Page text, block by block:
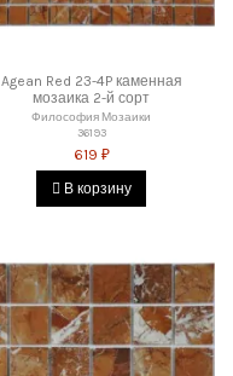
Agean Red 23-4P каменная
мозаика 2-й сорт
Философия Мозаики
36193
619 ₽
В корзину